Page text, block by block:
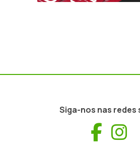
Siga-nos nas redes